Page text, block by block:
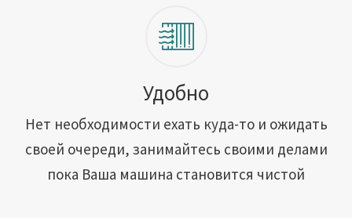
Вакансии
Адреса обслуживания
Контакты
Удобно
Нет необходимости ехать куда-то и ожидать
своей очереди, занимайтесь своими делами
пока Ваша машина становится чистой